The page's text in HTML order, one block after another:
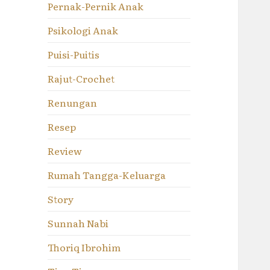
Pernak-Pernik Anak
Psikologi Anak
Puisi-Puitis
Rajut-Crochet
Renungan
Resep
Review
Rumah Tangga-Keluarga
Story
Sunnah Nabi
Thoriq Ibrohim